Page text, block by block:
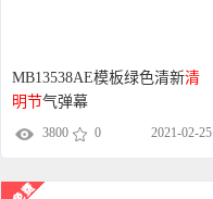
MB13538AE模板绿色清新清
明节气弹幕
3800 0 2021-02-25